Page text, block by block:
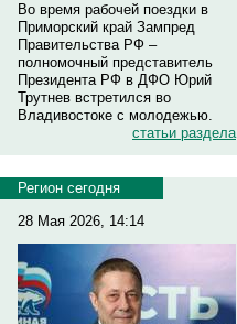
Во время рабочей поездки в
Приморский край Зампред
Правительства РФ –
полномочный представитель
Президента РФ в ДФО Юрий
Трутнев встретился во
Владивостоке с молодежью.
статьи раздела
Регион сегодня
28 Мая 2026, 14:14